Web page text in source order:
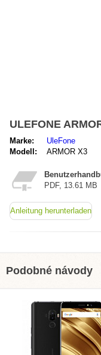
ULEFONE
Marke:
UleFone
Modell:
ARMOR X3
PDF, 13.61 MB
Anleitung herunterladen
Podobné návody